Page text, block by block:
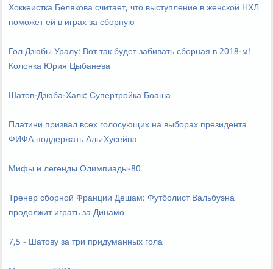
Хоккеистка Белякова считает, что выступление в женской НХЛ
поможет ей в играх за сборную
Гол Дзюбы Уралу: Вот так будет забивать сборная в 2018-м!
Колонка Юрия Цыбанева
Шатов-Дзюба-Халк: Супертройка Боаша
Платини призвал всех голосующих на выборах президента
ФИФА поддержать Аль-Хусейна
Мифы и легенды Олимпиады-80
Тренер сборной Франции Дешам: Футболист Вальбуэна
продолжит играть за Динамо
7,5 - Шатову за три придуманных гола